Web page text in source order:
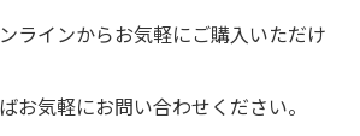
ラインからお気軽にご購入いただけ
お気軽にお問い合わせください。